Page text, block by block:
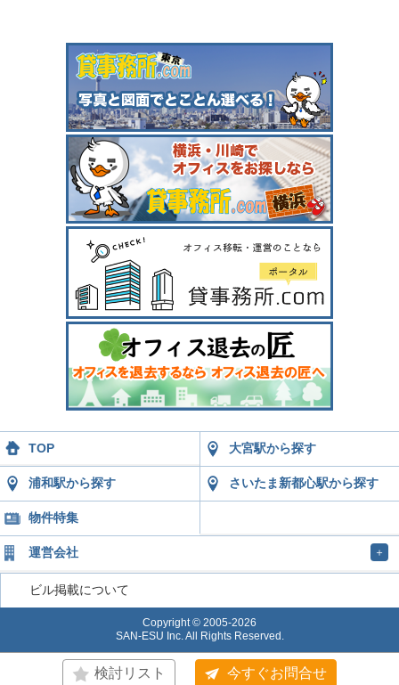
検討リスト 今すぐお問合せ
TOP 大宮駅から探す
浦和駅から探す さいたま新都心駅から探す
物件特集
運営会社 ＋
ビル掲載について
Copyright © 2005-2026
SAN-ESU Inc. All Rights Reserved.